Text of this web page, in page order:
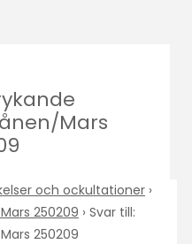
Mars
och ockultationer ›
250209 › Svar till:
250209